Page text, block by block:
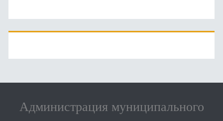
Администрация муниципального